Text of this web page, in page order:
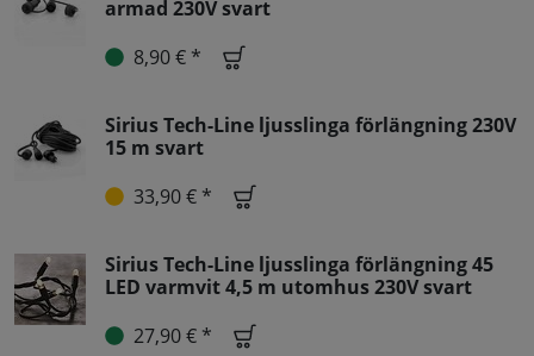
armad 230V svart
8,90 € *
Sirius Tech-Line ljusslinga förlängning 230V
15 m svart
33,90 € *
Sirius Tech-Line ljusslinga förlängning 45
LED varmvit 4,5 m utomhus 230V svart
27,90 € *